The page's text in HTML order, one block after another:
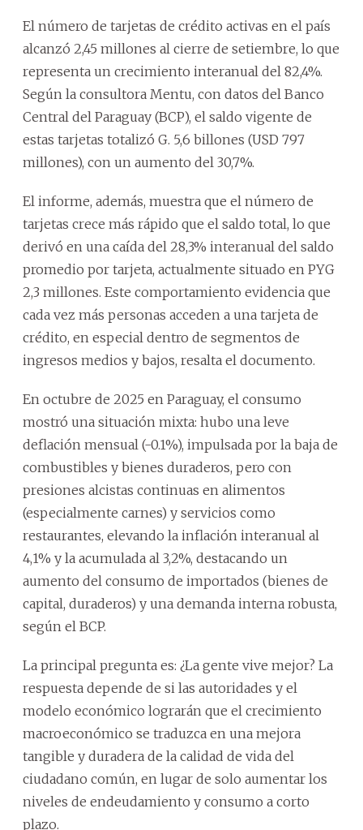
El número de tarjetas de crédito activas en el país
alcanzó 2,45 millones al cierre de setiembre, lo que
representa un crecimiento interanual del 82,4%.
Según la consultora Mentu, con datos del Banco
Central del Paraguay (BCP), el saldo vigente de
estas tarjetas totalizó G. 5,6 billones (USD 797
millones), con un aumento del 30,7%.
El informe, además, muestra que el número de
tarjetas crece más rápido que el saldo total, lo que
derivó en una caída del 28,3% interanual del saldo
promedio por tarjeta, actualmente situado en PYG
2,3 millones. Este comportamiento evidencia que
cada vez más personas acceden a una tarjeta de
crédito, en especial dentro de segmentos de
ingresos medios y bajos, resalta el documento.
En octubre de 2025 en Paraguay, el consumo
mostró una situación mixta: hubo una leve
deflación mensual (-0.1%), impulsada por la baja de
combustibles y bienes duraderos, pero con
presiones alcistas continuas en alimentos
(especialmente carnes) y servicios como
restaurantes, elevando la inflación interanual al
4,1% y la acumulada al 3,2%, destacando un
aumento del consumo de importados (bienes de
capital, duraderos) y una demanda interna robusta,
según el BCP.
La principal pregunta es: ¿La gente vive mejor? La
respuesta depende de si las autoridades y el
modelo económico lograrán que el crecimiento
macroeconómico se traduzca en una mejora
tangible y duradera de la calidad de vida del
ciudadano común, en lugar de solo aumentar los
niveles de endeudamiento y consumo a corto
plazo.